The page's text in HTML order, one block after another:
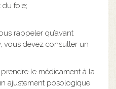
du foie;
rappeler qu’avant
vous devez consulter un
le médicament à la
ajustement posologique